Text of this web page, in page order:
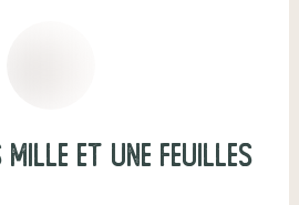
mille et une feuilles